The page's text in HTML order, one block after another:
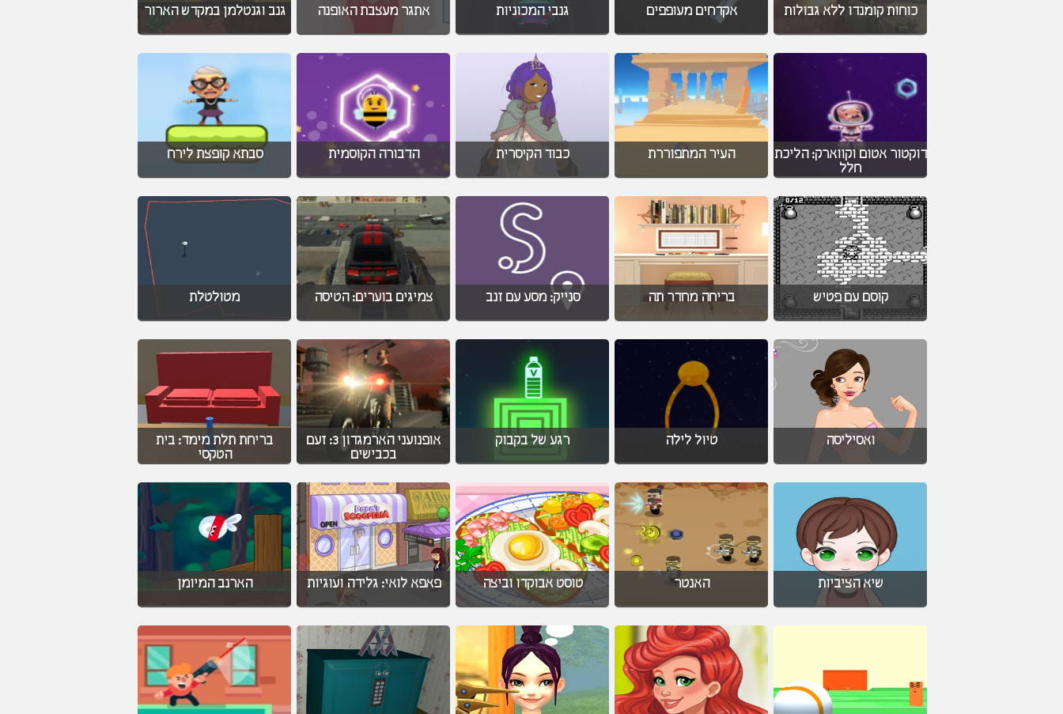
כוחות קומנדו ללא גבולות אקדחים מעופפים גנבי המכוניות אתגר מעצבת האופנה גנב וגנטלמן במקדש הארור
דוקטור אטום וקווארק: הליכת
חלל
העיר המתפוררת כבוד הקיסרית הדבורה הקוסמית סבתא קופצת לירח
קוסם עם פטיש בריחה מחדר תה סנייק: מסע עם זנב צמיגים בוערים: הטיסה מטולטלת
ואסיליסה טיול לילה רגע של בקבוק
אופנועני הארמגדון 3: זעם
בכבישים
בריחת תלת מימד: בית
הטקסי
שיא הציביות האנטר טוסט אבוקדו וביצה פאפא לואי: גלידה ועוגיות הארנב המיומן